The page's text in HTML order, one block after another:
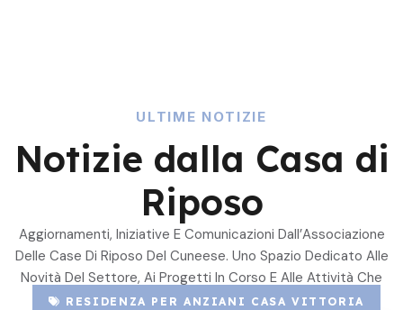
ULTIME NOTIZIE
Notizie dalla Casa di
Riposo
Aggiornamenti, Iniziative E Comunicazioni Dall’Associazione
Delle Case Di Riposo Del Cuneese. Uno Spazio Dedicato Alle
Novità Del Settore, Ai Progetti In Corso E Alle Attività Che
Coinvolgono Le Nostre Strutture Associate.
RESIDENZA PER ANZIANI CASA VITTORIA